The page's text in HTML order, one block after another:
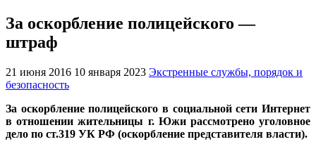
За оскорбление полицейского —
штраф
21 июня 2016 10 января 2023 Экстренные службы, порядок и
безопасность
За оскорбление полицейского в социальной сети Интернет
в отношении жительницы г. Южи рассмотрено уголовное
дело по ст.319 УК РФ (оскорбление представителя власти).